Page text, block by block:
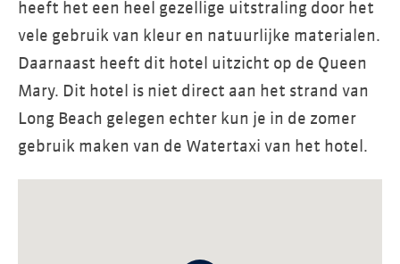
heeft het een heel gezellige uitstraling door het
vele gebruik van kleur en natuurlijke materialen.
Daarnaast heeft dit hotel uitzicht op de Queen
Mary. Dit hotel is niet direct aan het strand van
Long Beach gelegen echter kun je in de zomer
gebruik maken van de Watertaxi van het hotel.